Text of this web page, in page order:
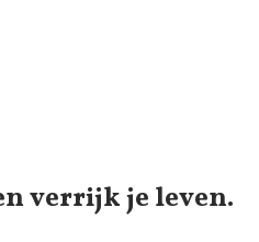
verrijk je leven.